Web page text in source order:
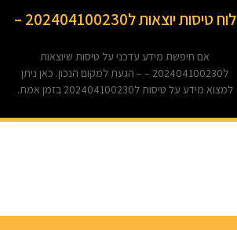
לוח טיסות יוצאות ל202404100230 –
אם חיפשת מידע עדכני על טיסות שיוצאות
ל202404100230 – – הגעת למקום הנכון. כאן ניתן
למצוא מידע על טיסות ל202404100230 בזמן אמת.